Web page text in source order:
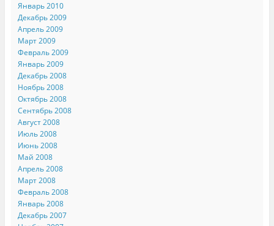
Январь 2010
Декабрь 2009
Апрель 2009
Март 2009
Февраль 2009
Январь 2009
Декабрь 2008
Ноябрь 2008
Октябрь 2008
Сентябрь 2008
Август 2008
Июль 2008
Июнь 2008
Май 2008
Апрель 2008
Март 2008
Февраль 2008
Январь 2008
Декабрь 2007